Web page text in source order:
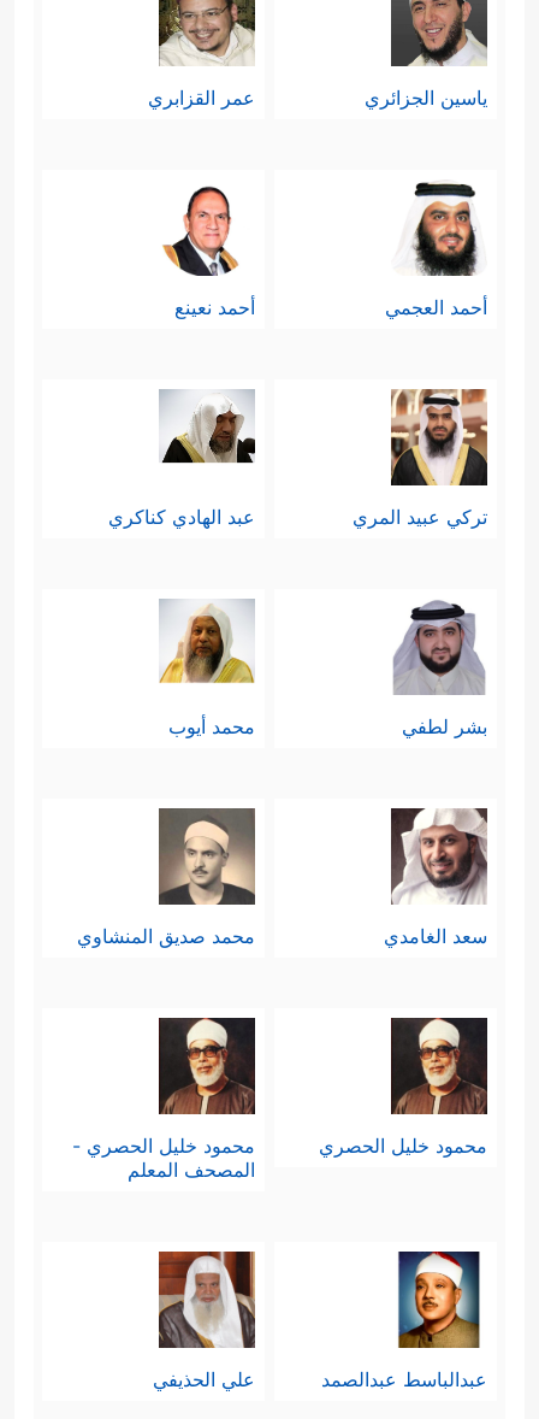
ياسين الجزائري عمر القزابري
أحمد العجمي أحمد نعينع
تركي عبيد المري عبد الهادي كناكري
بشر لطفي محمد أيوب
سعد الغامدي محمد صديق المنشاوي
محمود خليل الحصري
محمود خليل الحصري -
المصحف المعلم
عبدالباسط عبدالصمد علي الحذيفي